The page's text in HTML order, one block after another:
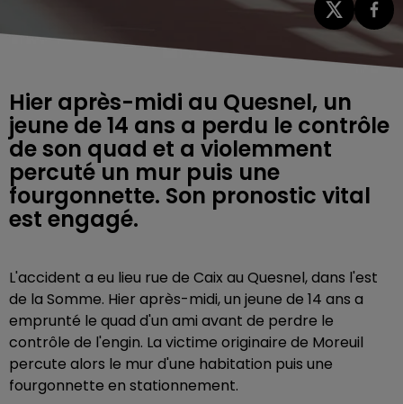
Hier après-midi au Quesnel, un
jeune de 14 ans a perdu le contrôle
de son quad et a violemment
percuté un mur puis une
fourgonnette. Son pronostic vital
est engagé.
L'accident a eu lieu rue de Caix au Quesnel, dans l'est
de la Somme. Hier après-midi, un jeune de 14 ans a
emprunté le quad d'un ami avant de perdre le
contrôle de l'engin. La victime originaire de Moreuil
percute alors le mur d'une habitation puis une
fourgonnette en stationnement.